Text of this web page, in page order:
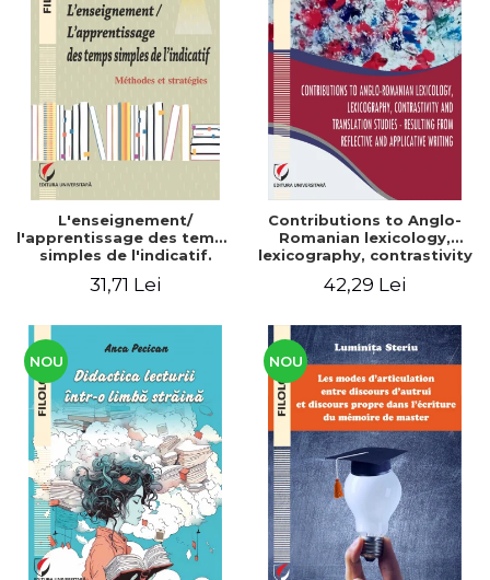
L'enseignement/
l'apprentissage des temps
simples de l'indicatif.
31,71 Lei
Contributions to Anglo-
Romanian lexicology,
lexicography, contrastivity
Resulting from reflective
42,29 Lei
NOU NOU